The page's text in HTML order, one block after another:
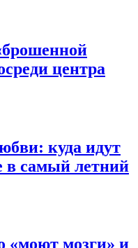
центра
куда идут
в самый летний
«моют мозги» и